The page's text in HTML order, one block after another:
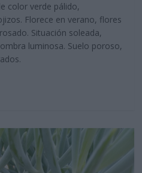
color verde pálido,
Florece en verano, flores
Situación soleada,
luminosa. Suelo poroso,